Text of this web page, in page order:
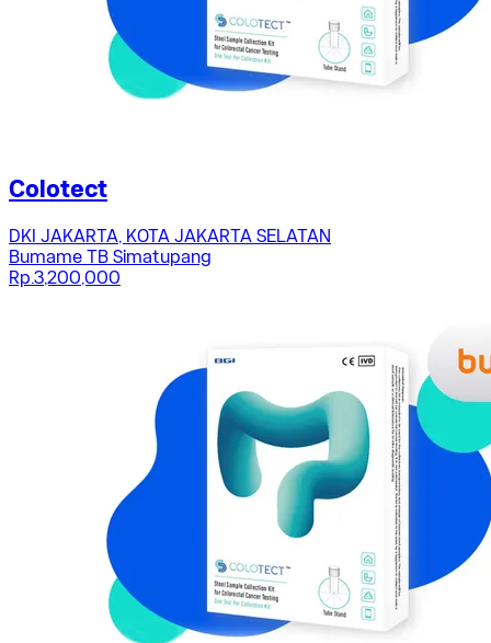
Colotect
DKI JAKARTA, KOTA JAKARTA SELATAN
Bumame TB Simatupang
Rp.3,200,000